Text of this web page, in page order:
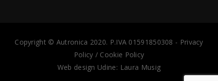
Copyright © Autronica 2020. P.IVA 01591850308 - Privacy
Policy / Cookie Policy
Web design Udine: Laura Musig